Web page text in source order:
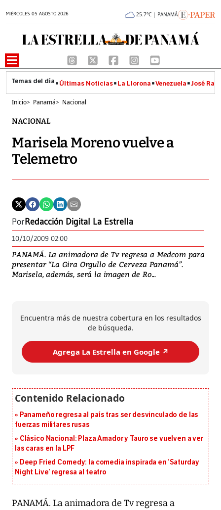
MIÉRCOLES 05 AGOSTO 2026 25.7°C | PANAMÁ
Últimas Noticias La Llorona Venezuela José
Inicio> Panamá> Nacional
NACIONAL
Marisela Moreno vuelve a
Telemetro
PorRedacción Digital La Estrella
10/10/2009 02:00
PANAMÁ. La animadora de Tv regresa a Medcom para
presentar “La Gira Orgullo de Cerveza Panamá”.
Marisela, además, será la imagen de Ro...
Encuentra más de nuestra cobertura en los resultados
de búsqueda.
Agrega La Estrella en Google ↗️
Panameño regresa al país tras ser desvinculado de las
fuerzas militares rusas
Clásico Nacional: Plaza Amador y Tauro se vuelven a ver
las caras en la LPF
Deep Fried Comedy: la comedia inspirada en ‘Saturday
Night Live’ regresa al teatro
PANAMÁ. La animadora de Tv regresa a